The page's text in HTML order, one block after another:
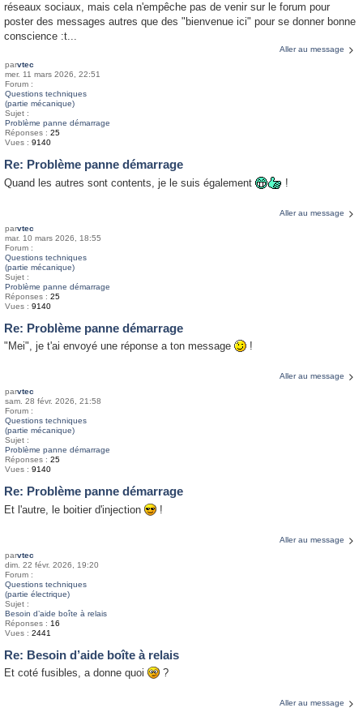
réseaux sociaux, mais cela n'empêche pas de venir sur le forum pour
poster des messages autres que des "bienvenue ici" pour se donner bonne
conscience :t...
Aller au message
parvtec
mer. 11 mars 2026, 22:51
Forum :
Questions techniques
(partie mécanique)
Sujet :
Problème panne démarrage
Réponses : 25
Vues : 9140
Re: Problème panne démarrage
Quand les autres sont contents, je le suis également !
Aller au message
parvtec
mar. 10 mars 2026, 18:55
Forum :
Questions techniques
(partie mécanique)
Sujet :
Problème panne démarrage
Réponses : 25
Vues : 9140
Re: Problème panne démarrage
"Mei", je t'ai envoyé une réponse a ton message !
Aller au message
parvtec
sam. 28 févr. 2026, 21:58
Forum :
Questions techniques
(partie mécanique)
Sujet :
Problème panne démarrage
Réponses : 25
Vues : 9140
Re: Problème panne démarrage
Et l'autre, le boitier d'injection !
Aller au message
parvtec
dim. 22 févr. 2026, 19:20
Forum :
Questions techniques
(partie électrique)
Sujet :
Besoin d’aide boîte à relais
Réponses : 16
Vues : 2441
Re: Besoin d’aide boîte à relais
Et coté fusibles, a donne quoi ?
Aller au message